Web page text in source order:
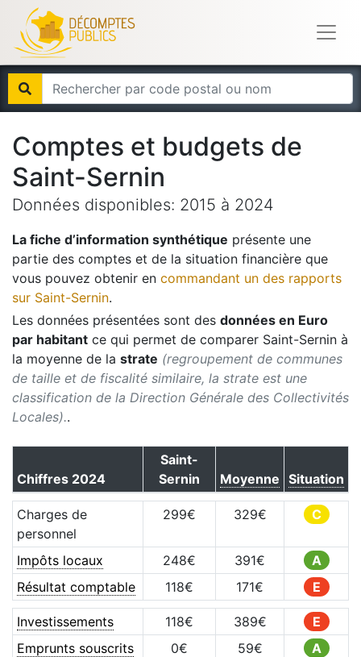
Comptes et budgets de
Saint-Sernin
Données disponibles: 2015 à 2024
La fiche d’information synthétique présente une
partie des comptes et de la situation financière que
vous pouvez obtenir en commandant un des rapports
sur Saint-Sernin.
Les données présentées sont des données en Euro
par habitant ce qui permet de comparer Saint-Sernin à
la moyenne de la strate (regroupement de communes
de taille et de fiscalité similaire, la strate est une
classification de la Direction Générale des Collectivités
Locales)..
Chiffres 2024
Saint-
Sernin
Moyenne Situation
Charges de
personnel
299€ 329€ C
Impôts locaux 248€ 391€
A
Résultat comptable
118€ 171€ E
Investissements 118€ 389€
E
Emprunts souscrits
0€ 59€
A